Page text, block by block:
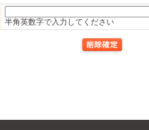
半角英数字で入力してください